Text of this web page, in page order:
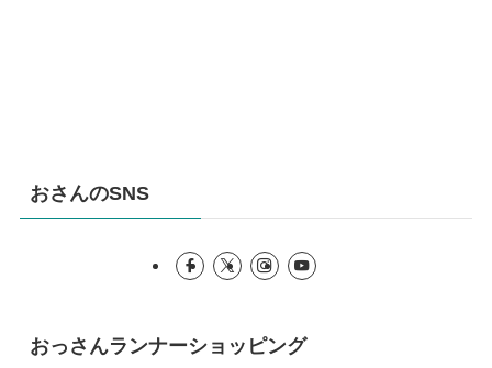
おさんのSNS
おっさんランナーショッピング